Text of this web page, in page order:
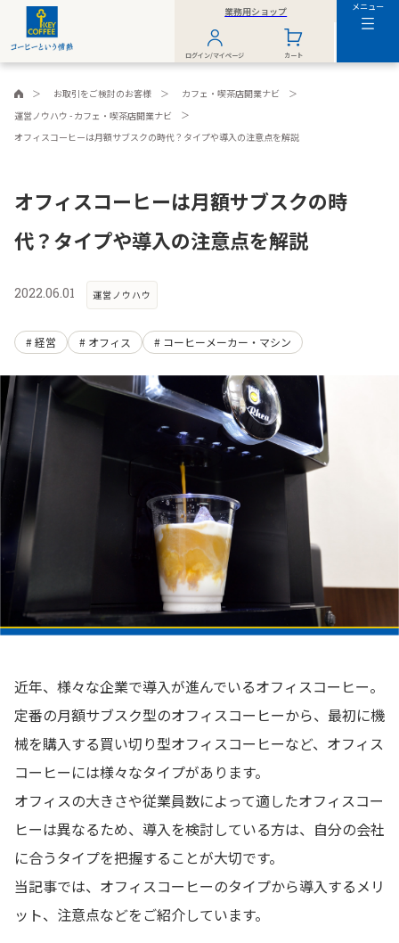
業務用ショップ
ログイン/マイページ カート
メニュー
お取引をご検討のお客様
カフェ・喫茶店開業ナビ
運営ノウハウ - カフェ・喫茶店開業ナビ
オフィスコーヒーは月額サブスクの時代？タイプや導入の注意点を解説
オフィスコーヒーは月額サブスクの時
代？タイプや導入の注意点を解説
2022.06.01 運営ノウハウ
経営 オフィス コーヒーメーカー・マシン
近年、様々な企業で導入が進んでいるオフィスコーヒー。
定番の月額サブスク型のオフィスコーヒーから、最初に機
械を購入する買い切り型オフィスコーヒーなど、オフィス
コーヒーには様々なタイプがあります。
オフィスの大きさや従業員数によって適したオフィスコー
ヒーは異なるため、導入を検討している方は、自分の会社
に合うタイプを把握することが大切です。
当記事では、オフィスコーヒーのタイプから導入するメリ
ット、注意点などをご紹介しています。